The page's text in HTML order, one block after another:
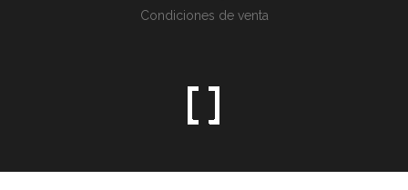
Condiciones de venta